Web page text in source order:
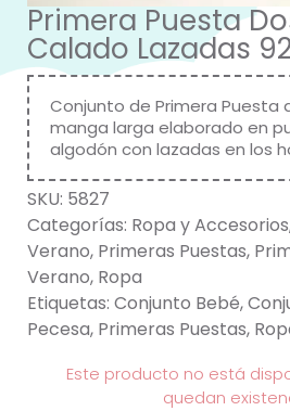
Primera Puesta
Calado Lazadas
Conjunto de Primera Puesta
manga larga elaborado en
algodón con lazadas en los
SKU: 5827
Categorías: Ropa y Accesorios
Verano, Primeras Puestas,
Verano, Ropa
Etiquetas: Conjunto Bebé,
Pecesa, Primeras Puestas,
Este producto no está
quedan